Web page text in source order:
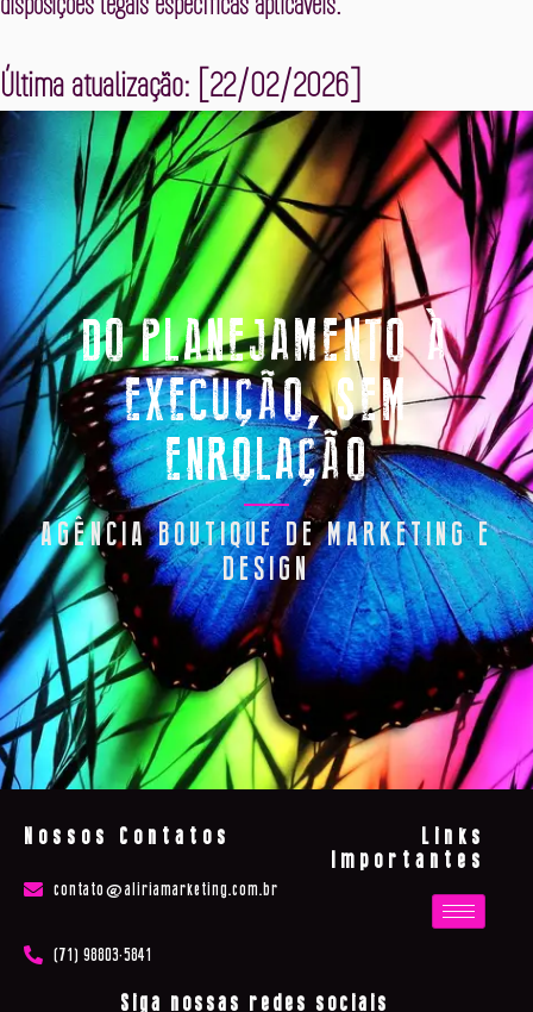
Última atualização: [22/02/2026]
DO PLANEJAMENTO À
EXECUÇÃO, SEM
ENROLAÇÃO
AGÊNCIA BOUTIQUE DE MARKETING E
DESIGN
Nossos Contatos
contato@aliriamarketing.com.br
(71) 98803-5841
Links
Importantes
Siga nossas redes sociais